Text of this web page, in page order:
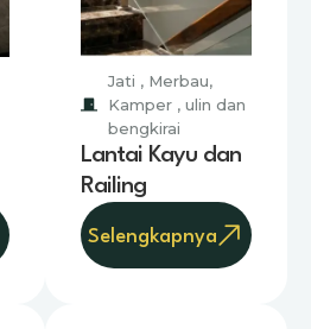
Jati , Merbau,
Kamper , ulin dan
bengkirai
Lantai Kayu dan
Railing
Selengkapnya